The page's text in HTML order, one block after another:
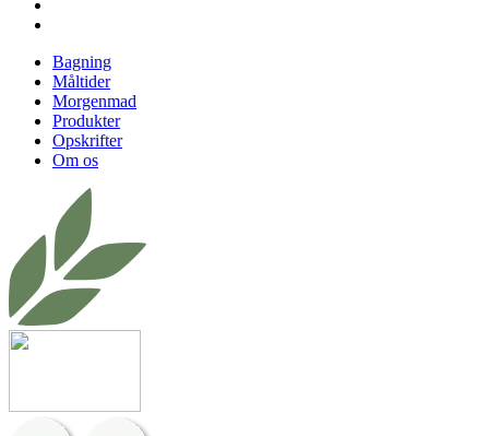
Bagning
Måltider
Morgenmad
Produkter
Opskrifter
Om os